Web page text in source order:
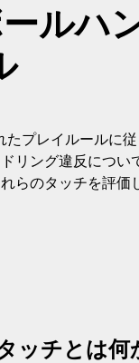
ルハ
プレイルールに
リング違反につ
らのタッチを評
ッチとは何